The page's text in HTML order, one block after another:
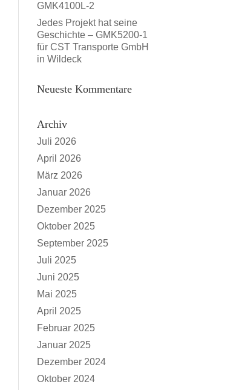
GMK4100L-2
Jedes Projekt hat seine
Geschichte – GMK5200-1
für CST Transporte GmbH
in Wildeck
Neueste Kommentare
Archiv
Juli 2026
April 2026
März 2026
Januar 2026
Dezember 2025
Oktober 2025
September 2025
Juli 2025
Juni 2025
Mai 2025
April 2025
Februar 2025
Januar 2025
Dezember 2024
Oktober 2024